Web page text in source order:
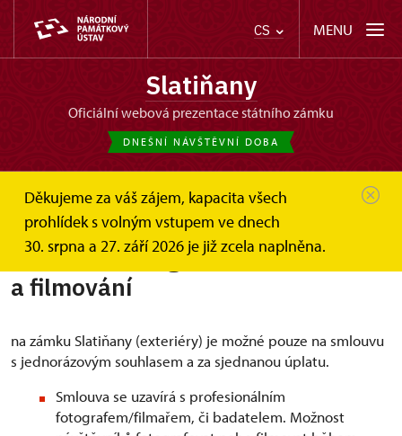
CS MENU
Slatiňany
oficiální webová prezentace státního zámku
DNEŠNÍ NÁVŠTĚVNÍ DOBA
Děkujeme za váš zájem, kapacita všech
prohlídek s volným vstupem ve dnech
30. srpna a 27. září 2026 je již zcela naplněna.
Slatiňany
Svatby a pronájmy
Komercni fotografování a filmování
Komerční fotografování
a filmování
na zámku Slatiňany (exteriéry) je možné pouze na smlouvu
s jednorázovým souhlasem a za sjednanou úplatu.
Smlouva se uzavírá s profesionálním
fotografem/filmařem, či badatelem. Možnost